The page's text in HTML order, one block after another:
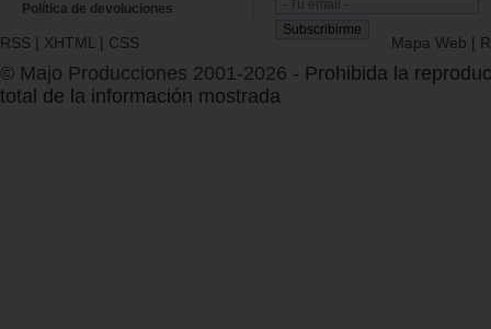
Política de devoluciones
RSS | XHTML | CSS Mapa Web |
© Majo Producciones 2001-2026 - Prohibida la
total de la información mostrada